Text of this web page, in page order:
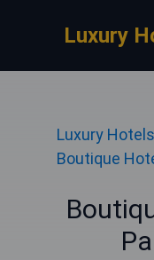
Luxury
Luxury
Boutique